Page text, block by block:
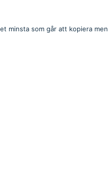
minsta som går att kopiera